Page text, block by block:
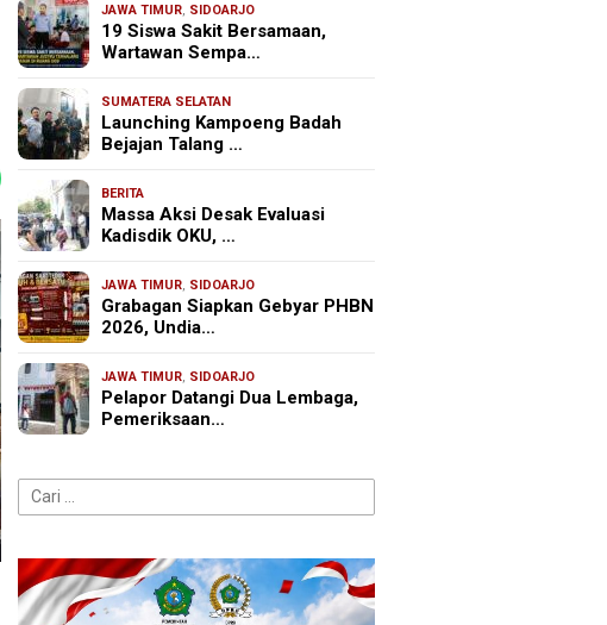
JAWA TIMUR, SIDOARJO
19 Siswa Sakit Bersamaan,
Wartawan Sempa…
SUMATERA SELATAN
Launching Kampoeng Badah
Bejajan Talang …
BERITA
Massa Aksi Desak Evaluasi
Kadisdik OKU, …
JAWA TIMUR, SIDOARJO
Grabagan Siapkan Gebyar PHBN
2026, Undia…
JAWA TIMUR, SIDOARJO
Pelapor Datangi Dua Lembaga,
Pemeriksaan…
Cari
untuk: